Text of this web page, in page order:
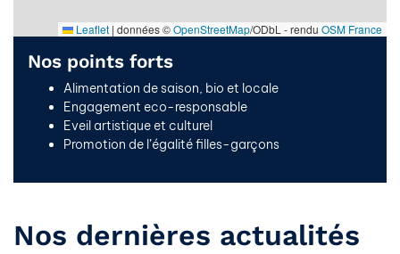
Leaflet | données ©OpenStreetMap/ODbL - rendu OSM France
Nos points forts
Alimentation de saison, bio et locale
Engagement eco-responsable
Eveil artistique et culturel
Promotion de l’égalité filles-garçons
Nos dernières actualités